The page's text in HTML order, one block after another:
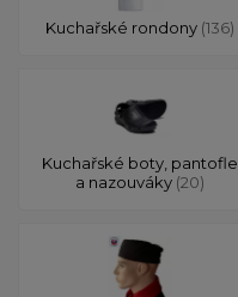
Kuchařské rondony (136)
Kuchařské boty, pantofle
a nazouváky (20)